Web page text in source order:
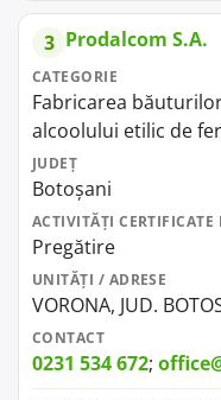
3 Prodalcom S.A.
CATEGORIE
Fabricarea
alcoolului etilic de
JUDEȚ
Botoșani
ACTIVITĂȚI CERTIFICATE
Pregătire
UNITĂȚI / ADRESE
VORONA, JUD.
CONTACT
0231 534 672;